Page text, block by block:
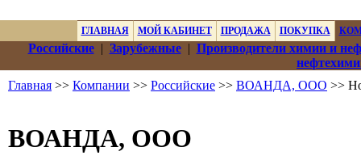
ГЛАВНАЯ МОЙ КАБИНЕТ ПРОДАЖА ПОКУПКА
Российские| Зарубежные| Производители химии и
Главная >> Компании >> Российские >> ВОАНДА, ООО >>
ВОАНДА, ООО